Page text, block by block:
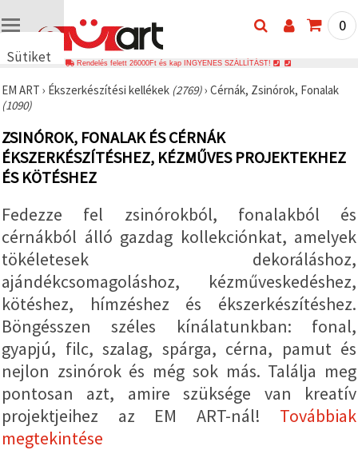
Sütiket
🍪 Cookie-
kat és
technológiákat
használunk
annak
érdekében,
hogy
a weboldal
megfelelő
működését,
javítsuk az
Ön
felhasználói
élményét,
és az Ön
hozzájárulásával
elemezzük
forgalmat,
valamint
relevánsabb
tartalmat
és
hirdetéseket
jelenítsünk
meg,
0
Rendelés felett 26000Ft és kap INGYENES SZÁLLÍTÁST!
EM ART › Ékszerkészítési kellékek (2769)› Cérnák, Zsinórok, Fonalak
(1090)
ZSINÓROK, FONALAK ÉS CÉRNÁK
ÉKSZERKÉSZÍTÉSHEZ, KÉZMŰVES PROJEKTEKHEZ
ÉS KÖTÉSHEZ
Fedezze fel zsinórokból, fonalakból és
cérnákból álló gazdag kollekciónkat, amelyek
tökéletesek dekoráláshoz,
ajándékcsomagoláshoz, kézműveskedéshez,
kötéshez, hímzéshez és ékszerkészítéshez.
Böngésszen széles kínálatunkban: fonal,
gyapjú, filc, szalag, spárga, cérna, pamut és
nejlon zsinórok és még sok más. Találja meg
pontosan azt, amire szüksége van kreatív
projektjeihez az EM ART-nál! Továbbiak
megtekintése